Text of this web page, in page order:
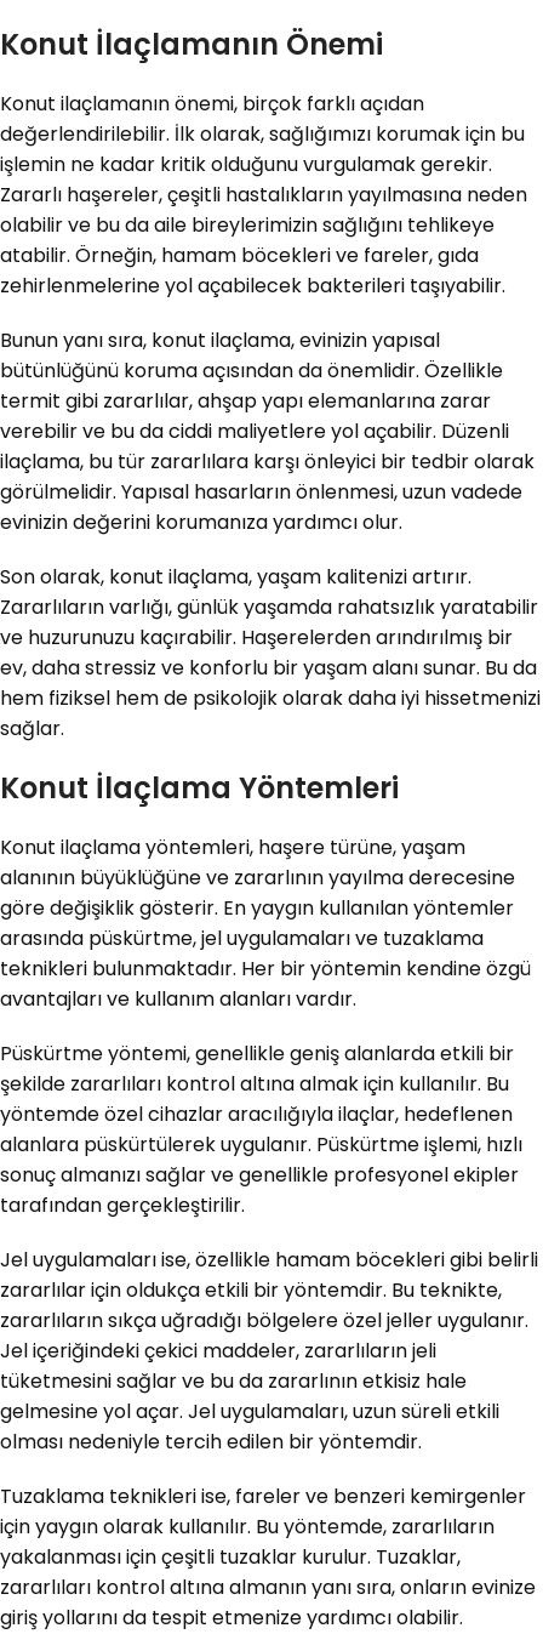
Konut İlaçlamanın Önemi
Konut ilaçlamanın önemi, birçok farklı açıdan
değerlendirilebilir. İlk olarak, sağlığımızı korumak için bu
işlemin ne kadar kritik olduğunu vurgulamak gerekir.
Zararlı haşereler, çeşitli hastalıkların yayılmasına neden
olabilir ve bu da aile bireylerimizin sağlığını tehlikeye
atabilir. Örneğin, hamam böcekleri ve fareler, gıda
zehirlenmelerine yol açabilecek bakterileri taşıyabilir.
Bunun yanı sıra, konut ilaçlama, evinizin yapısal
bütünlüğünü koruma açısından da önemlidir. Özellikle
termit gibi zararlılar, ahşap yapı elemanlarına zarar
verebilir ve bu da ciddi maliyetlere yol açabilir. Düzenli
ilaçlama, bu tür zararlılara karşı önleyici bir tedbir olarak
görülmelidir. Yapısal hasarların önlenmesi, uzun vadede
evinizin değerini korumanıza yardımcı olur.
Son olarak, konut ilaçlama, yaşam kalitenizi artırır.
Zararlıların varlığı, günlük yaşamda rahatsızlık yaratabilir
ve huzurunuzu kaçırabilir. Haşerelerden arındırılmış bir
ev, daha stressiz ve konforlu bir yaşam alanı sunar. Bu da
hem fiziksel hem de psikolojik olarak daha iyi hissetmenizi
sağlar.
Konut İlaçlama Yöntemleri
Konut ilaçlama yöntemleri, haşere türüne, yaşam
alanının büyüklüğüne ve zararlının yayılma derecesine
göre değişiklik gösterir. En yaygın kullanılan yöntemler
arasında püskürtme, jel uygulamaları ve tuzaklama
teknikleri bulunmaktadır. Her bir yöntemin kendine özgü
avantajları ve kullanım alanları vardır.
Püskürtme yöntemi, genellikle geniş alanlarda etkili bir
şekilde zararlıları kontrol altına almak için kullanılır. Bu
yöntemde özel cihazlar aracılığıyla ilaçlar, hedeflenen
alanlara püskürtülerek uygulanır. Püskürtme işlemi, hızlı
sonuç almanızı sağlar ve genellikle profesyonel ekipler
tarafından gerçekleştirilir.
Jel uygulamaları ise, özellikle hamam böcekleri gibi belirli
zararlılar için oldukça etkili bir yöntemdir. Bu teknikte,
zararlıların sıkça uğradığı bölgelere özel jeller uygulanır.
Jel içeriğindeki çekici maddeler, zararlıların jeli
tüketmesini sağlar ve bu da zararlının etkisiz hale
gelmesine yol açar. Jel uygulamaları, uzun süreli etkili
olması nedeniyle tercih edilen bir yöntemdir.
Tuzaklama teknikleri ise, fareler ve benzeri kemirgenler
için yaygın olarak kullanılır. Bu yöntemde, zararlıların
yakalanması için çeşitli tuzaklar kurulur. Tuzaklar,
zararlıları kontrol altına almanın yanı sıra, onların evinize
giriş yollarını da tespit etmenize yardımcı olabilir.